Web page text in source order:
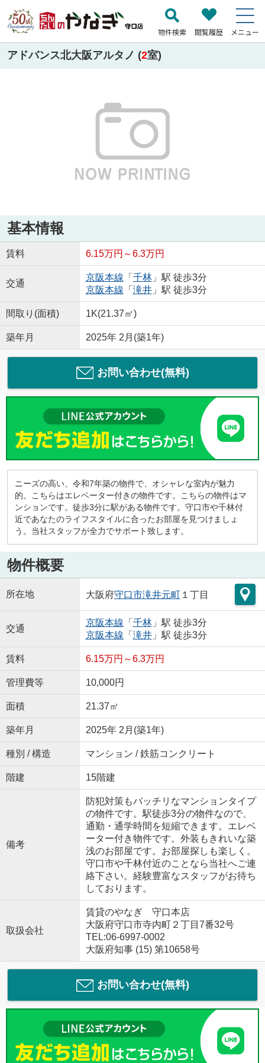
物件検索 閲覧履歴 メニュー
アドバンス北大阪アルタノ (2室)
基本情報
賃料 6.15万円～6.3万円
交通
京阪本線 「 千林」駅 徒歩3分
京阪本線 「 滝井」駅 徒歩3分
間取り(面積) 1K(21.37㎡)
築年月 2025年 2月(築1年)
お問い合わせ(無料)
ニーズの高い、令和7年築の物件で、オシャレな室内が魅力
的。こちらはエレベーター付きの物件です。こちらの物件はマ
ンションです。徒歩3分に駅がある物件です。守口市や千林付
近であなたのライフスタイルに合ったお部屋を見つけましょ
う。当社スタッフが全力でサポート致します。
物件概要
所在地 大阪府守口市滝井元町１丁目
交通
京阪本線 「 千林」駅 徒歩3分
京阪本線 「 滝井」駅 徒歩3分
賃料 6.15万円～6.3万円
管理費等 10,000円
面積 21.37㎡
築年月 2025年 2月(築1年)
種別 / 構造 マンション / 鉄筋コンクリート
階建 15階建
備考
防犯対策もバッチリなマンションタイプ
の物件です。駅徒歩3分の物件なので、
通勤・通学時間を短縮できます。エレベ
ーター付き物件です。外装もきれいな築
浅のお部屋です。お部屋探しも楽しく。
守口市や千林付近のことなら当社へご連
絡下さい。経験豊富なスタッフがお待ち
しております。
取扱会社
賃貸のやなぎ 守口本店
大阪府守口市寺内町２丁目7番32号
TEL:06-6997-0002
大阪府知事 (15) 第10658号
お問い合わせ(無料)